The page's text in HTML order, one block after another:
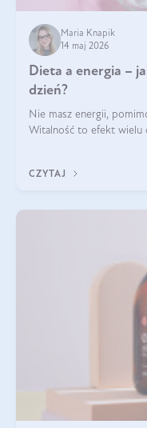
Maria Knapik
14 maj 2026
Dieta a energia –
dzień?
Nie masz energii,
Witalność to efekt wielu
CZYTAJ